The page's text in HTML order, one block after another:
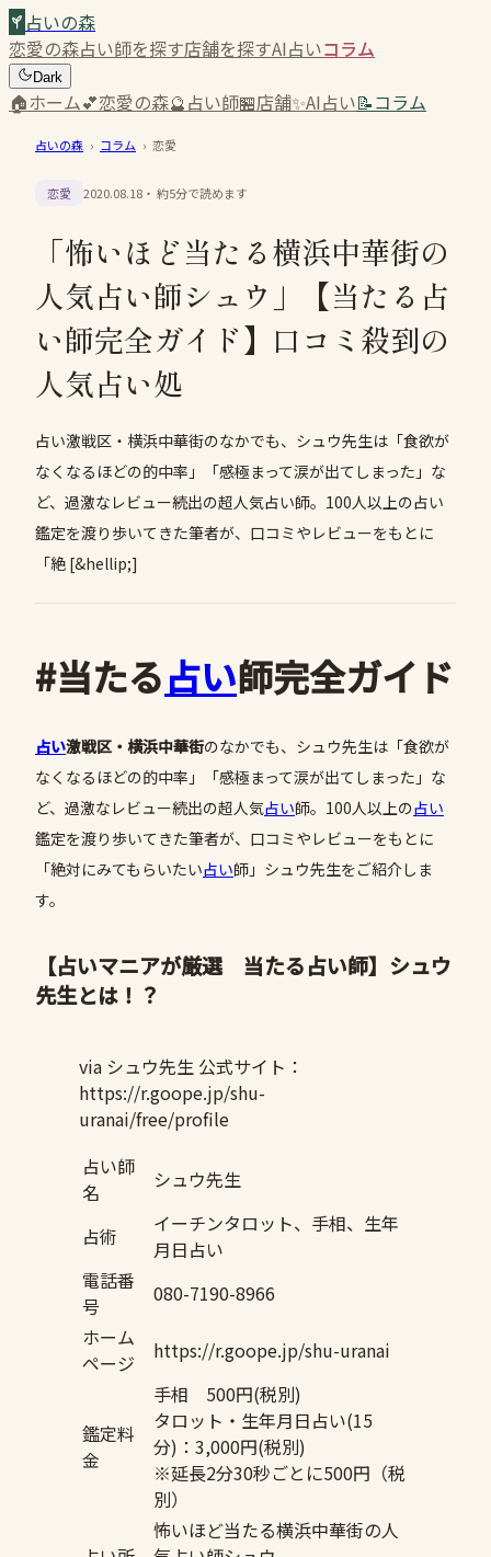
占いの森
恋愛の森占い師を探す店舗を探すAI占いコラム
Dark
🏠ホーム💕恋愛の森🔮占い師🏪店舗✨AI占い📝コラム
占いの森 › コラム › 恋愛
恋愛 2020.08.18 ・ 約5分で読めます
「怖いほど当たる横浜中華街の
人気占い師シュウ」【当たる占
い師完全ガイド】口コミ殺到の
人気占い処
占い激戦区・横浜中華街のなかでも、シュウ先生は「食欲が
なくなるほどの的中率」「感極まって涙が出てしまった」な
ど、過激なレビュー続出の超人気占い師。100人以上の占い
鑑定を渡り歩いてきた筆者が、口コミやレビューをもとに
「絶 [&hellip;]
#当たる占い師完全ガイド
占い激戦区・横浜中華街のなかでも、シュウ先生は「食欲が
なくなるほどの的中率」「感極まって涙が出てしまった」な
ど、過激なレビュー続出の超人気占い師。100人以上の占い
鑑定を渡り歩いてきた筆者が、口コミやレビューをもとに
「絶対にみてもらいたい占い師」シュウ先生をご紹介しま
す。
【占いマニアが厳選 当たる占い師】シュウ
先生とは！？
via シュウ先生 公式サイト：
https://r.goope.jp/shu-
uranai/free/profile
占い師
名
シュウ先生
占術
イーチンタロット、手相、生年
月日占い
電話番
号
080-7190-8966
ホーム
ページ
https://r.goope.jp/shu-uranai
鑑定料
金
手相 500円(税別)
タロット・生年月日占い(15
分)：3,000円(税別)
※延長2分30秒ごとに500円（税
別）
怖いほど当たる横浜中華街の人